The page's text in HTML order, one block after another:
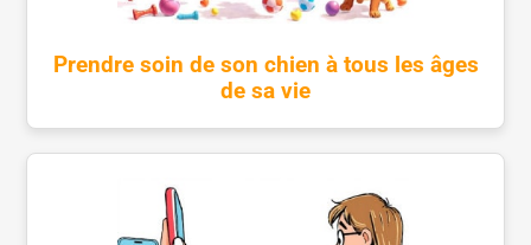
Prendre soin de son chien à tous les âges
de sa vie